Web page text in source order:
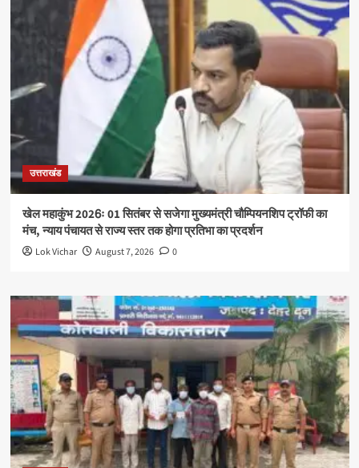
उत्तराखंड
खेल महाकुंभ 2026ः 01 सितंबर से सजेगा मुख्यमंत्री चौम्पियनशिप ट्रॉफी का
मंच, न्याय पंचायत से राज्य स्तर तक होगा प्रतिभा का प्रदर्शन
Lok Vichar August 7, 2026 0